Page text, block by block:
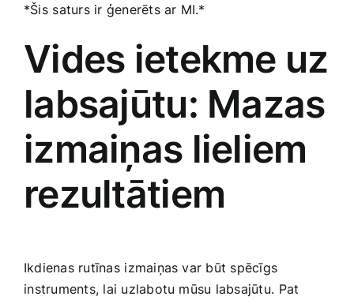
*Šis ⁤saturs ir ģenerēts ar MI.*
Vides ietekme uz
labsajūtu: Mazas
izmaiņas lieliem⁣
rezultātiem
Ikdienas ​rutīnas ⁢izmaiņas var ‍būt spēcīgs
⁤instruments,​ lai uzlabotu mūsu labsajūtu. ⁢Pat